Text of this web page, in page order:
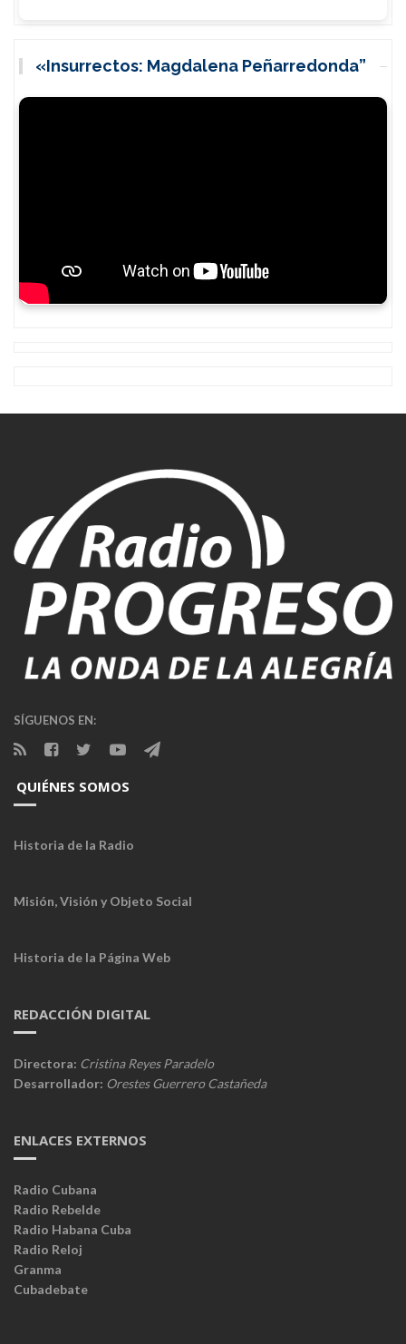
«Insurrectos: Magdalena Peñarredonda”
SÍGUENOS EN:
QUIÉNES SOMOS
Historia de la Radio
Misión, Visión y Objeto Social
Historia de la Página Web
REDACCIÓN DIGITAL
Directora: Cristina Reyes Paradelo
Desarrollador: Orestes Guerrero Castañeda
ENLACES EXTERNOS
Radio Cubana
Radio Rebelde
Radio Habana Cuba
Radio Reloj
Granma
Cubadebate